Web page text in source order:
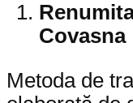
Covasna
Metoda de